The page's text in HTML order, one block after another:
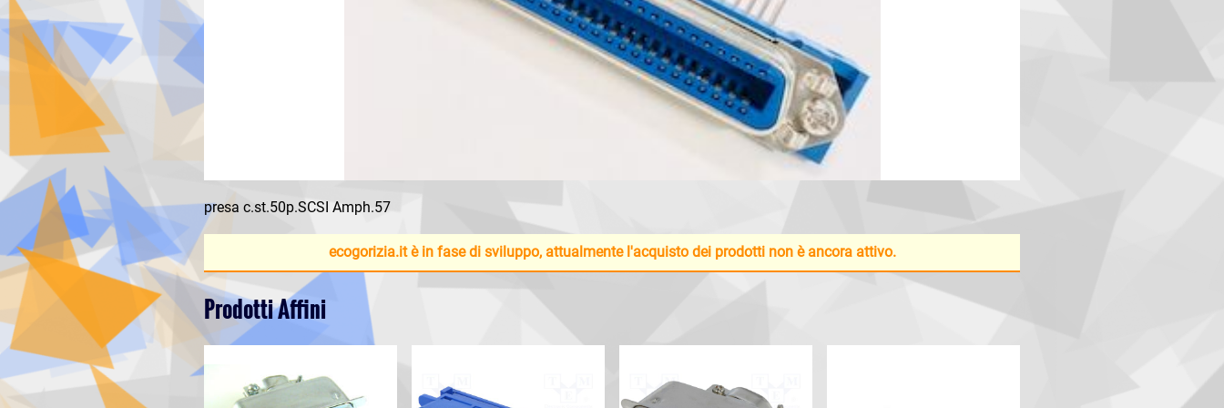
presa c.st.50p.SCSI Amph.57
ecogorizia.it è in fase di sviluppo, attualmente l'acquisto dei prodotti non è ancora attivo.
Prodotti Affini